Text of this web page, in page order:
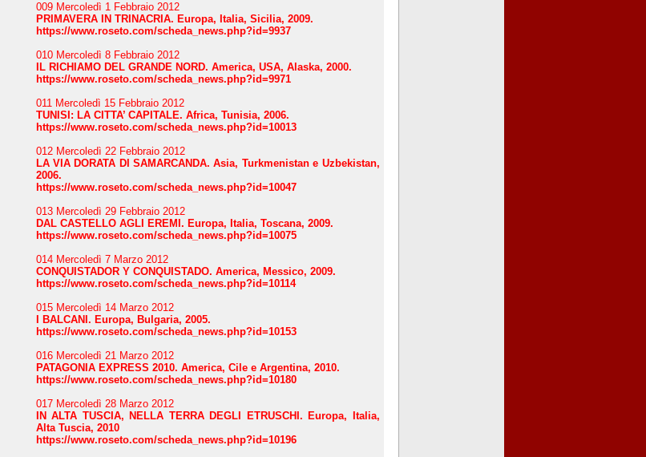
009 Mercoledì 1 Febbraio 2012
PRIMAVERA IN TRINACRIA. Europa, Italia, Sicilia, 2009.
https://www.roseto.com/scheda_news.php?id=9937
010 Mercoledì 8 Febbraio 2012
IL RICHIAMO DEL GRANDE NORD. America, USA, Alaska, 2000.
https://www.roseto.com/scheda_news.php?id=9971
011 Mercoledì 15 Febbraio 2012
TUNISI: LA CITTA’ CAPITALE. Africa, Tunisia, 2006.
https://www.roseto.com/scheda_news.php?id=10013
012 Mercoledì 22 Febbraio 2012
LA VIA DORATA DI SAMARCANDA. Asia, Turkmenistan e Uzbekistan,
2006.
https://www.roseto.com/scheda_news.php?id=10047
013 Mercoledì 29 Febbraio 2012
DAL CASTELLO AGLI EREMI. Europa, Italia, Toscana, 2009.
https://www.roseto.com/scheda_news.php?id=10075
014 Mercoledì 7 Marzo 2012
CONQUISTADOR Y CONQUISTADO. America, Messico, 2009.
https://www.roseto.com/scheda_news.php?id=10114
015 Mercoledì 14 Marzo 2012
I BALCANI. Europa, Bulgaria, 2005.
https://www.roseto.com/scheda_news.php?id=10153
016 Mercoledì 21 Marzo 2012
PATAGONIA EXPRESS 2010. America, Cile e Argentina, 2010.
https://www.roseto.com/scheda_news.php?id=10180
017 Mercoledì 28 Marzo 2012
IN ALTA TUSCIA, NELLA TERRA DEGLI ETRUSCHI. Europa, Italia,
Alta Tuscia, 2010
https://www.roseto.com/scheda_news.php?id=10196